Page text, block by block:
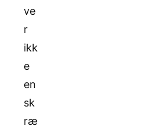
ve
r
ikk
e
en
sk
ræ